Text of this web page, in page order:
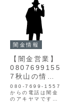
闇金情報
【闇金営業】
0807699155
7秋山の情報
【迷惑電話】
080-7699-1557
からの電話は闇金
のアキヤマです。